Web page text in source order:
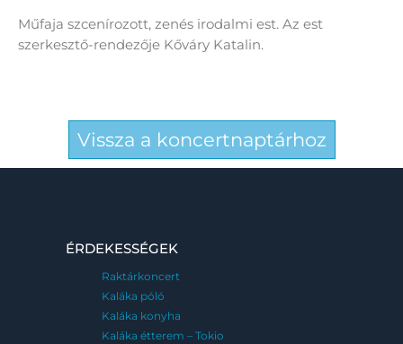
Műfaja szcenírozott, zenés irodalmi est. Az est
szerkesztő-rendezője Kőváry Katalin.
Vissza a koncertnaptárhoz
ÉRDEKESSÉGEK
Raktárkoncert
Kaláka póló
Kaláka konyha
Kaláka étterem – Tokio